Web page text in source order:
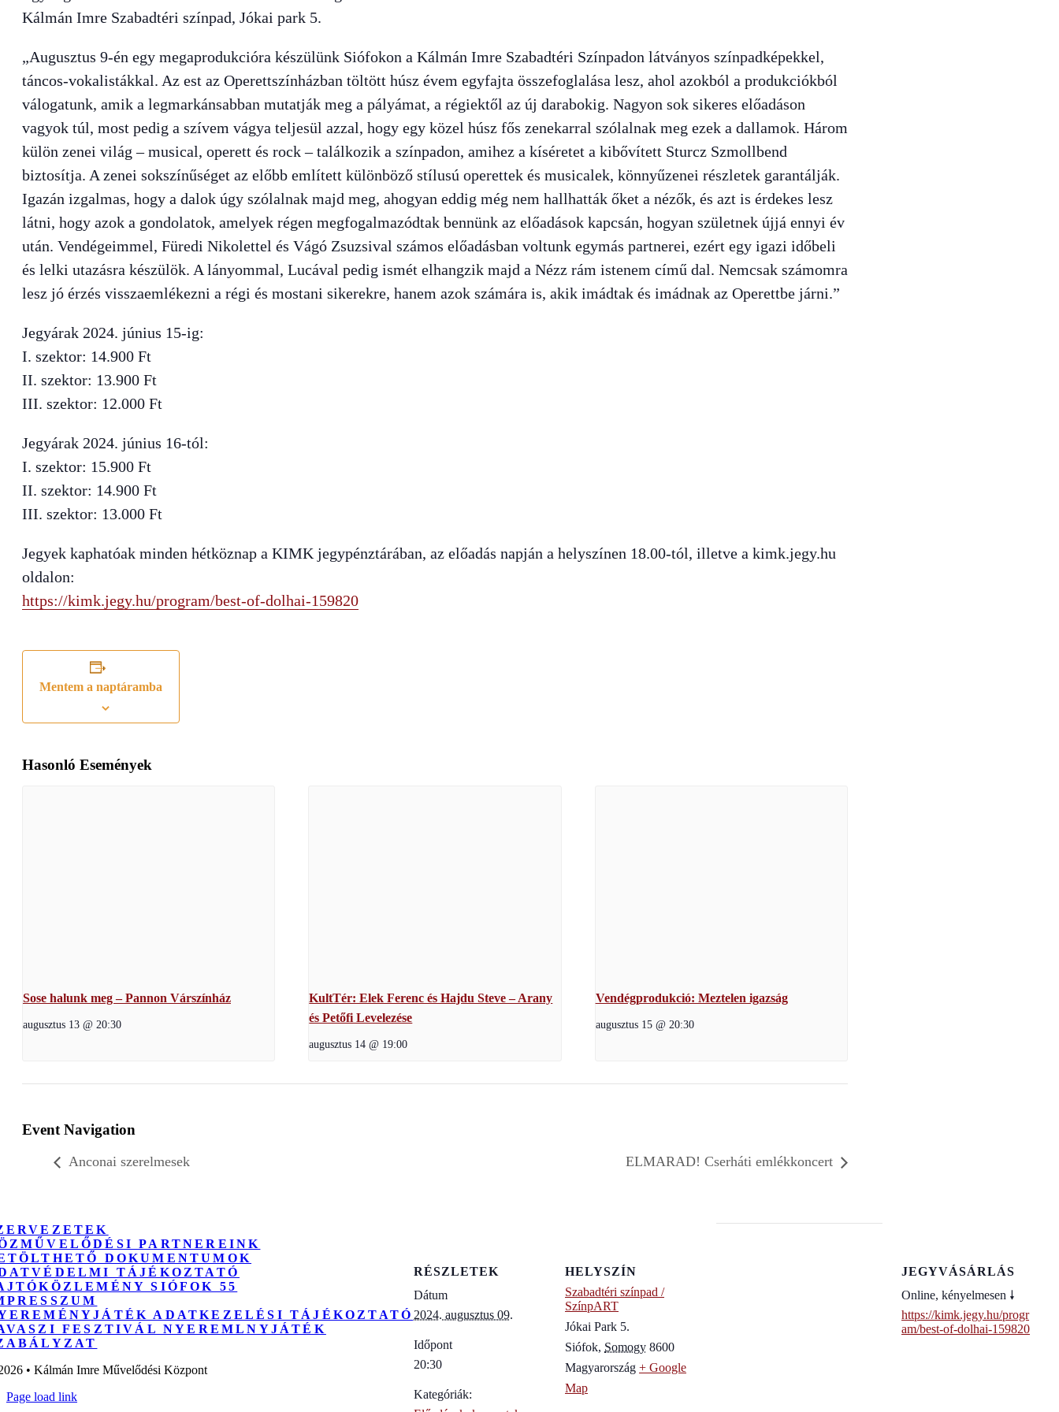
Kálmán Imre Szabadtéri színpad, Jókai park 5.
„Augusztus 9-én egy megaprodukcióra készülünk Siófokon a Kálmán Imre Szabadtéri Színpadon látványos színpadképekkel,
táncos-vokalistákkal. Az est az Operettszínházban töltött húsz évem egyfajta összefoglalása lesz, ahol azokból a produkciókból
válogatunk, amik a legmarkánsabban mutatják meg a pályámat, a régiektől az új darabokig. Nagyon sok sikeres előadáson
vagyok túl, most pedig a szívem vágya teljesül azzal, hogy egy közel húsz fős zenekarral szólalnak meg ezek a dallamok. Három
külön zenei világ – musical, operett és rock – találkozik a színpadon, amihez a kíséretet a kibővített Sturcz Szmollbend
biztosítja. A zenei sokszínűséget az előbb említett különböző stílusú operettek és musicalek, könnyűzenei részletek garantálják.
Igazán izgalmas, hogy a dalok úgy szólalnak majd meg, ahogyan eddig még nem hallhatták őket a nézők, és azt is érdekes lesz
látni, hogy azok a gondolatok, amelyek régen megfogalmazódtak bennünk az előadások kapcsán, hogyan születnek újjá ennyi év
után. Vendégeimmel, Füredi Nikolettel és Vágó Zsuzsival számos előadásban voltunk egymás partnerei, ezért egy igazi időbeli
és lelki utazásra készülök. A lányommal, Lucával pedig ismét elhangzik majd a Nézz rám istenem című dal. Nemcsak számomra
lesz jó érzés visszaemlékezni a régi és mostani sikerekre, hanem azok számára is, akik imádtak és imádnak az Operettbe járni.”
Jegyárak 2024. június 15-ig:
I. szektor: 14.900 Ft
II. szektor: 13.900 Ft
III. szektor: 12.000 Ft
Jegyárak 2024. június 16-tól:
I. szektor: 15.900 Ft
II. szektor: 14.900 Ft
III. szektor: 13.000 Ft
Jegyek kaphatóak minden hétköznap a KIMK jegypénztárában, az előadás napján a helyszínen 18.00-tól, illetve a kimk.jegy.hu
oldalon:
https://kimk.jegy.hu/program/best-of-dolhai-159820
Mentem a naptáramba
Hasonló Események
Sose halunk meg – Pannon Várszínház
augusztus 13 @ 20:30
KultTér: Elek Ferenc és Hajdu Steve – Arany
és Petőfi Levelezése
augusztus 14 @ 19:00
Vendégprodukció: Meztelen igazság
augusztus 15 @ 20:30
Event Navigation
Anconai szerelmesek ELMARAD! Cserháti emlékkoncert
RÉSZLETEK
Dátum
2024. augusztus 09.
Időpont
20:30
Kategóriák:
HELYSZÍN
Szabadtéri színpad /
SzínpART
Jókai Park 5.
Siófok, Somogy 8600
Magyarország + Google
Map
JEGYVÁSÁRLÁS
Online, kényelmesen 🠗
https://kimk.jegy.hu/progr
am/best-of-dolhai-159820
PARTNEREINK
DOKUMENTUMOK
TÁJÉKOZTATÓ
SIÓFOK 55
ADATKEZELÉSI TÁJÉKOZTATÓ
FESZTIVÁL NYEREMLNYJÁTÉK
• Kálmán Imre Művelődési Központ
Page load link